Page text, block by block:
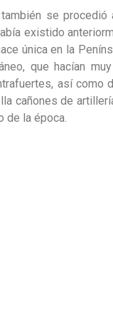
se
existido
única en la
que hacían
así como
cañones de
de la época.